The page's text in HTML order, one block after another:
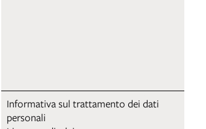
Informativa sul trattamento dei dati
personali